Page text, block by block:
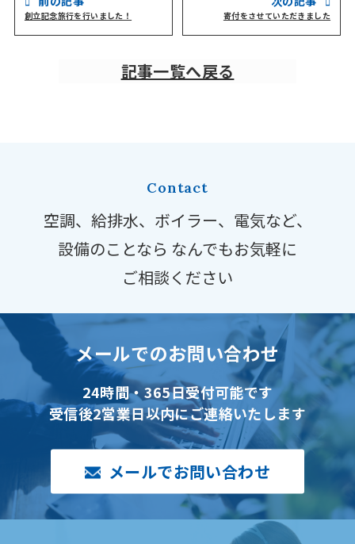
創立記念旅行を行いました！ 寄付をさせていただきました
記事一覧へ戻る
Contact
空調、給排水、ボイラー、電気など、
設備のことなら なんでもお気軽に
ご相談ください
メールでのお問い合わせ
24時間・365日受付可能です
受信後2営業日以内にご連絡いたします
メールでお問い合わせ